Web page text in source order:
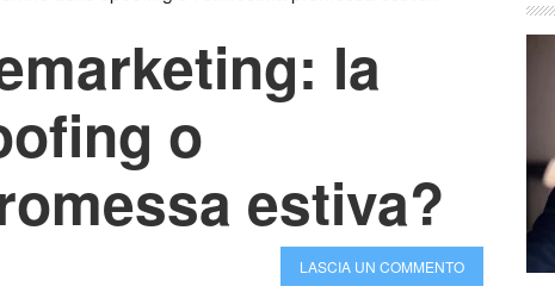
la
o
estiva?
LASCIA UN COMMENTO